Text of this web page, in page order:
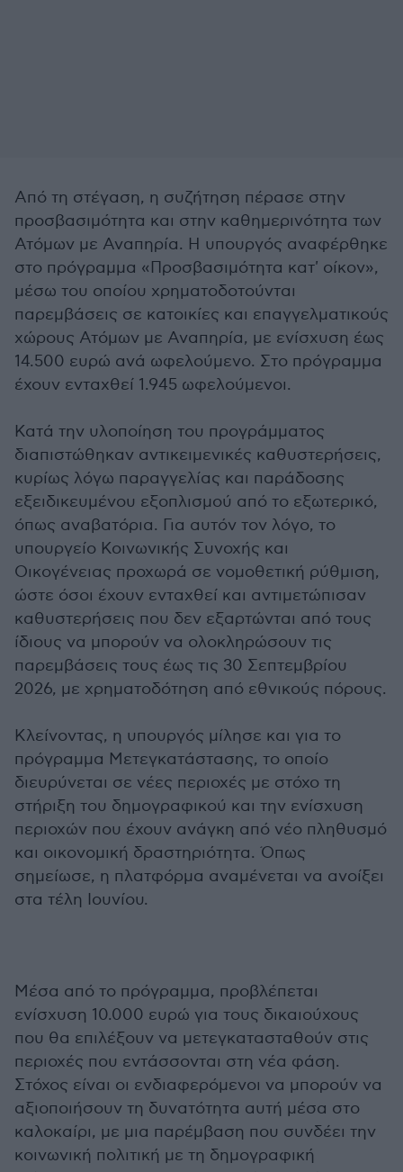
Από τη στέγαση, η συζήτηση πέρασε στην
προσβασιμότητα και στην καθημερινότητα των
Ατόμων με Αναπηρία. Η υπουργός αναφέρθηκε
στο πρόγραμμα «Προσβασιμότητα κατ' οίκον»,
μέσω του οποίου χρηματοδοτούνται
παρεμβάσεις σε κατοικίες και επαγγελματικούς
χώρους Ατόμων με Αναπηρία, με ενίσχυση έως
14.500 ευρώ ανά ωφελούμενο. Στο πρόγραμμα
έχουν ενταχθεί 1.945 ωφελούμενοι.
Κατά την υλοποίηση του προγράμματος
διαπιστώθηκαν αντικειμενικές καθυστερήσεις,
κυρίως λόγω παραγγελίας και παράδοσης
εξειδικευμένου εξοπλισμού από το εξωτερικό,
όπως αναβατόρια. Για αυτόν τον λόγο, το
υπουργείο Κοινωνικής Συνοχής και
Οικογένειας προχωρά σε νομοθετική ρύθμιση,
ώστε όσοι έχουν ενταχθεί και αντιμετώπισαν
καθυστερήσεις που δεν εξαρτώνται από τους
ίδιους να μπορούν να ολοκληρώσουν τις
παρεμβάσεις τους έως τις 30 Σεπτεμβρίου
2026, με χρηματοδότηση από εθνικούς πόρους.
Κλείνοντας, η υπουργός μίλησε και για το
πρόγραμμα Μετεγκατάστασης, το οποίο
διευρύνεται σε νέες περιοχές με στόχο τη
στήριξη του δημογραφικού και την ενίσχυση
περιοχών που έχουν ανάγκη από νέο πληθυσμό
και οικονομική δραστηριότητα. Όπως
σημείωσε, η πλατφόρμα αναμένεται να ανοίξει
στα τέλη Ιουνίου.
Μέσα από το πρόγραμμα, προβλέπεται
ενίσχυση 10.000 ευρώ για τους δικαιούχους
που θα επιλέξουν να μετεγκατασταθούν στις
περιοχές που εντάσσονται στη νέα φάση.
Στόχος είναι οι ενδιαφερόμενοι να μπορούν να
αξιοποιήσουν τη δυνατότητα αυτή μέσα στο
καλοκαίρι, με μια παρέμβαση που συνδέει την
κοινωνική πολιτική με τη δημογραφική